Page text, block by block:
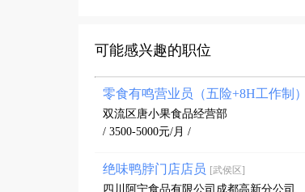
可能感兴趣的职位
零食有鸣营业员（五险+8H工作制）
双流区唐小果食品经营部
/ 3500-5000元/月 /
绝味鸭脖门店店员 [武侯区]
四川阿宁食品有限公司成都高新分公司